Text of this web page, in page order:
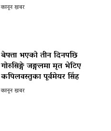
कानून खबर
बेपत्ता भएको तीन दिनपछि
गोरुसिङ्गे जङ्गलमा मृत भेटिए
कपिलवस्तुका पूर्वमेयर सिंह
कानून खबर